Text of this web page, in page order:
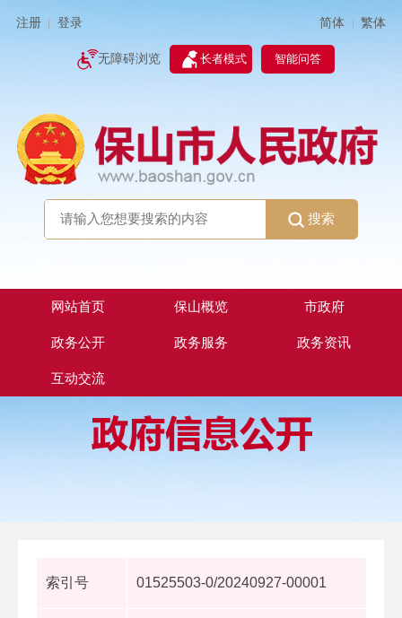
注册 登录 简体 | 繁体
无障碍浏览 长者模式 智能问答
搜索
网站首页 保山概览 市政府
政务公开 政务服务 政务资讯
互动交流
索引号 01525503-0/20240927-00001